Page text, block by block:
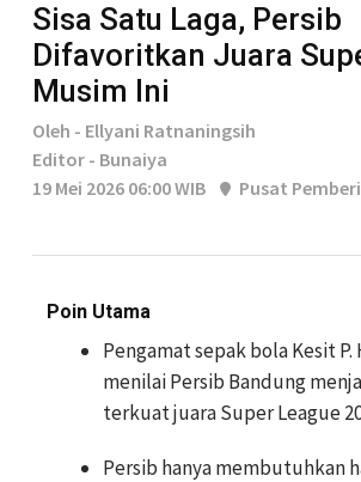
Sisa Satu Laga, Persib
Difavoritkan Juara
Musim Ini
Oleh - Ellyani Ratnaningsih
Editor - Bunaiya
19 Mei 2026 06:00 WIB
Pusat
Poin Utama
Pengamat sepak bola Kesit P.
menilai Persib Bandung
terkuat juara Super League
Persib hanya membutuhkan